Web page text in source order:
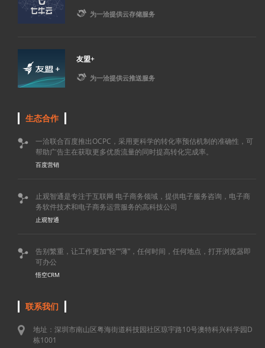
 为一洽提供云存储服务
友盟+
 为一洽提供云推送服务
生态合作

一洽联合百度推出OCPC，采用更科学的转化率预估机制的准确性，可
帮助广告主在获取更多优质流量的同时提高转化完成率。
百度营销

止观智通是专注于互联网 电子商务领域，提供电子服务咨询，电子商
务软件技术和电子商务运营服务的高科技公司
止观智通

告别繁重，让工作更加“轻”“薄”，任何时间，任何地点，打开浏览器即
可办公
悟空CRM
联系我们
地址：深圳市南山区粤海街道科技园社区琼宇路10号澳特科兴科学园D
栋1001